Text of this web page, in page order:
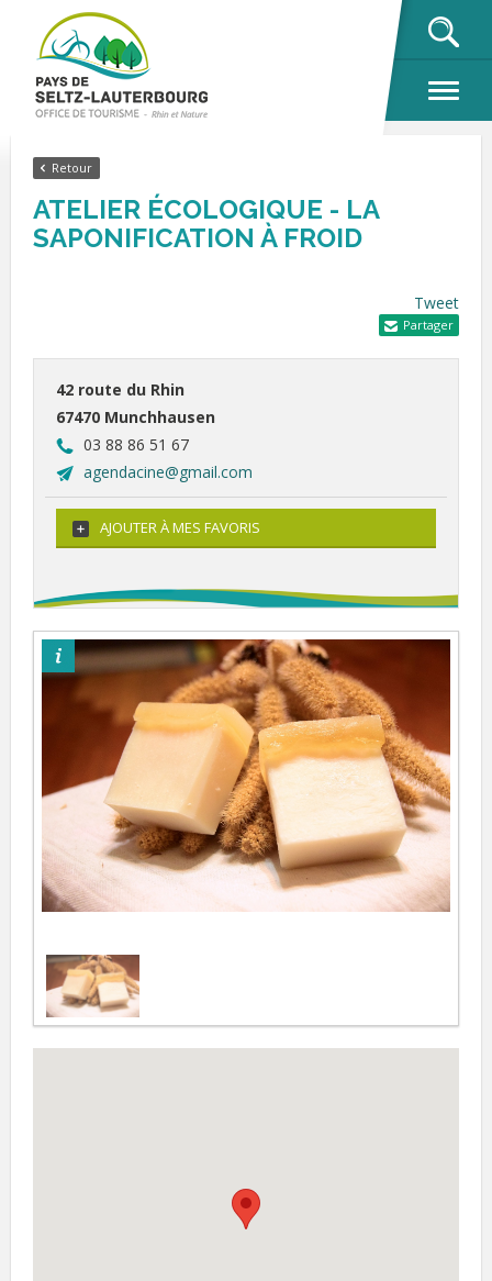
Retour
ATELIER ÉCOLOGIQUE - LA
SAPONIFICATION À FROID
Tweet
Partager
42 route du Rhin
67470 Munchhausen
03 88 86 51 67
agendacine@gmail.com
AJOUTER À MES FAVORIS
©Pixabay Mlin